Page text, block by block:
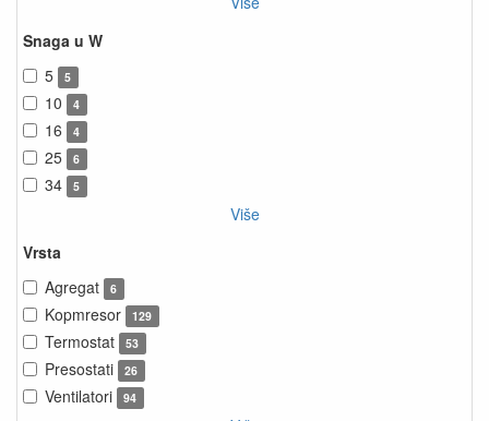
Snaga u W
5
5
10 4
16 4
25 6
34 5
Više
Vrsta
Agregat
6
Kopmresor 129
Termostat 53
Presostati 26
Ventilatori 94